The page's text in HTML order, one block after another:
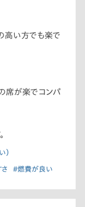
高い方でも楽で
席が楽でコンパ
）
#燃費が良い